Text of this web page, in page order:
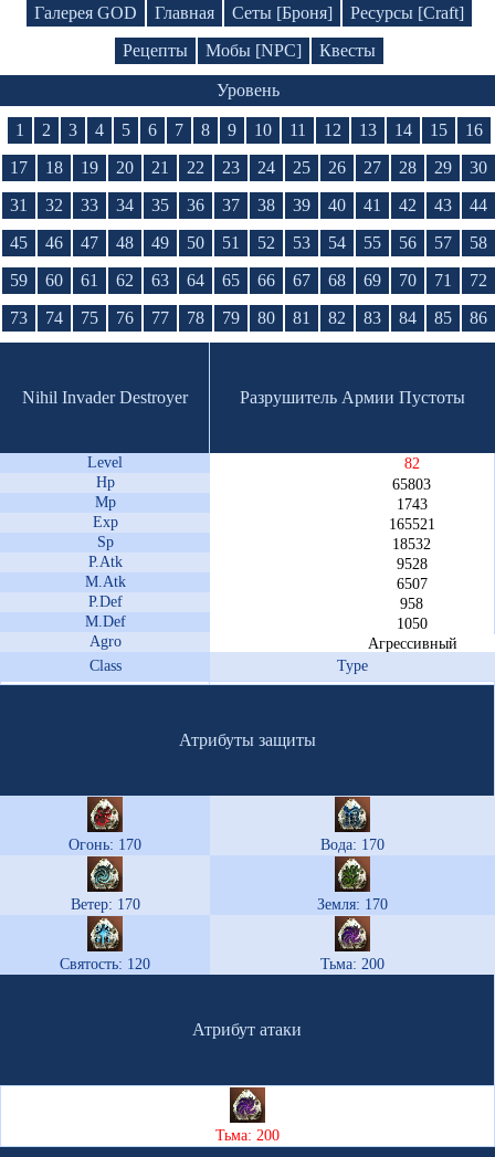
Галерея GOD Главная Сеты [Броня]
Ресурсы [Craft]
Рецепты
Мобы [NPC] Квесты
Уровень
1 2 3 4 5 6 7 8 9 10 11 12 13 14 15
16
17
18 19 20 21 22 23 24 25 26 27 28 29
30
31
32 33 34 35 36 37 38 39 40 41 42 43
44
45
46 47 48 49 50 51 52 53 54 55 56 57
58
59
60 61 62 63 64 65 66 67 68 69 70 71
72
73
74 75 76 77 78 79 80 81 82 83 84 85 86
Nihil Invader Destroyer Разрушитель Армии Пустоты
Level
Hp
Mp
Exp
Sp
P.Atk
M.Atk
P.Def
M.Def
Agro
82
65803
1743
165521
18532
9528
6507
958
1050
Агрессивный
Class
Type
Атрибуты защиты
Огонь: 170 Вода: 170
Ветер: 170 Земля: 170
Святость: 120 Тьма: 200
Атрибут атаки
Тьма: 200